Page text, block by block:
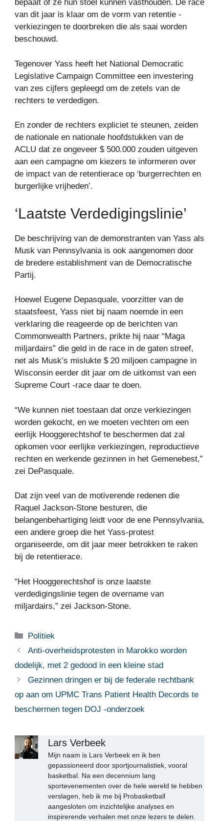
bepaalt of ze hun stoel kunnen vasthouden. De race
van dit jaar is klaar om de vorm van retentie -
verkiezingen te doorbreken die als saai worden
beschouwd.
Tegenover Yass heeft het National Democratic
Legislative Campaign Committee een investering
van zes cijfers gepleegd om de zetels van de
rechters te verdedigen.
En zonder de rechters expliciet te steunen, zeiden
de nationale en nationale hoofdstukken van de
ACLU dat ze ongeveer $ 500.000 zouden uitgeven
aan een campagne om kiezers te informeren over
de impact van de retentierace op ‘burgerrechten en
burgerlijke vrijheden’.
‘Laatste Verdedigingslinie’
De beschrijving van de demonstranten van Yass als
Musk van Pennsylvania is ook aangenomen door
de bredere establishment van de Democratische
Partij.
Hoewel Eugene Depasquale, voorzitter van de
staatsfeest, Yass niet bij naam noemde in een
verklaring die reageerde op de berichten van
Commonwealth Partners, prikte hij naar “Maga
miljardairs” die geld in de race in de gaten streef,
net als Musk’s mislukte $ 20 miljoen campagne in
Wisconsin eerder dit jaar om de uitkomst van een
Supreme Court -race daar te doen.
“We kunnen niet toestaan ​​dat onze verkiezingen
worden gekocht, en we moeten vechten om een ​​
eerlijk Hooggerechtshof te beschermen dat zal
opkomen voor eerlijke verkiezingen, reproductieve
rechten en werkende gezinnen in het Gemenebest,”
zei DePasquale.
Dat zijn veel van de motiverende redenen die
Raquel Jackson-Stone besturen, die
belangenbehartiging leidt voor de ene Pennsylvania,
een andere groep die het Yass-protest
organiseerde, om dit jaar meer betrokken te raken
bij de retentierace.
“Het Hooggerechtshof is onze laatste
verdedigingslinie tegen de overname van
miljardairs,” zei Jackson-Stone.
Categorieën
Politiek
Anti-overheidsprotesten in Marokko worden
dodelijk, met 2 gedood in een kleine stad
Gezinnen dringen er bij de federale rechtbank
op aan om UPMC Trans Patient Health Decords te
beschermen tegen DOJ -onderzoek
Lars Verbeek
Mijn naam is Lars Verbeek en ik ben
gepassioneerd door sportjournalistiek, vooral
basketbal. Na een decennium lang
sportevenementen over de hele wereld te hebben
verslagen, heb ik me bij Probasketball
aangesloten om inzichtelijke analyses en
inspirerende verhalen met onze lezers te delen.